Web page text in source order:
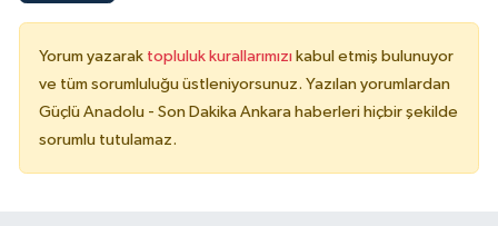
Yorum yazarak topluluk kurallarımızı kabul etmiş bulunuyor
ve tüm sorumluluğu üstleniyorsunuz. Yazılan yorumlardan
Güçlü Anadolu - Son Dakika Ankara haberleri hiçbir şekilde
sorumlu tutulamaz.